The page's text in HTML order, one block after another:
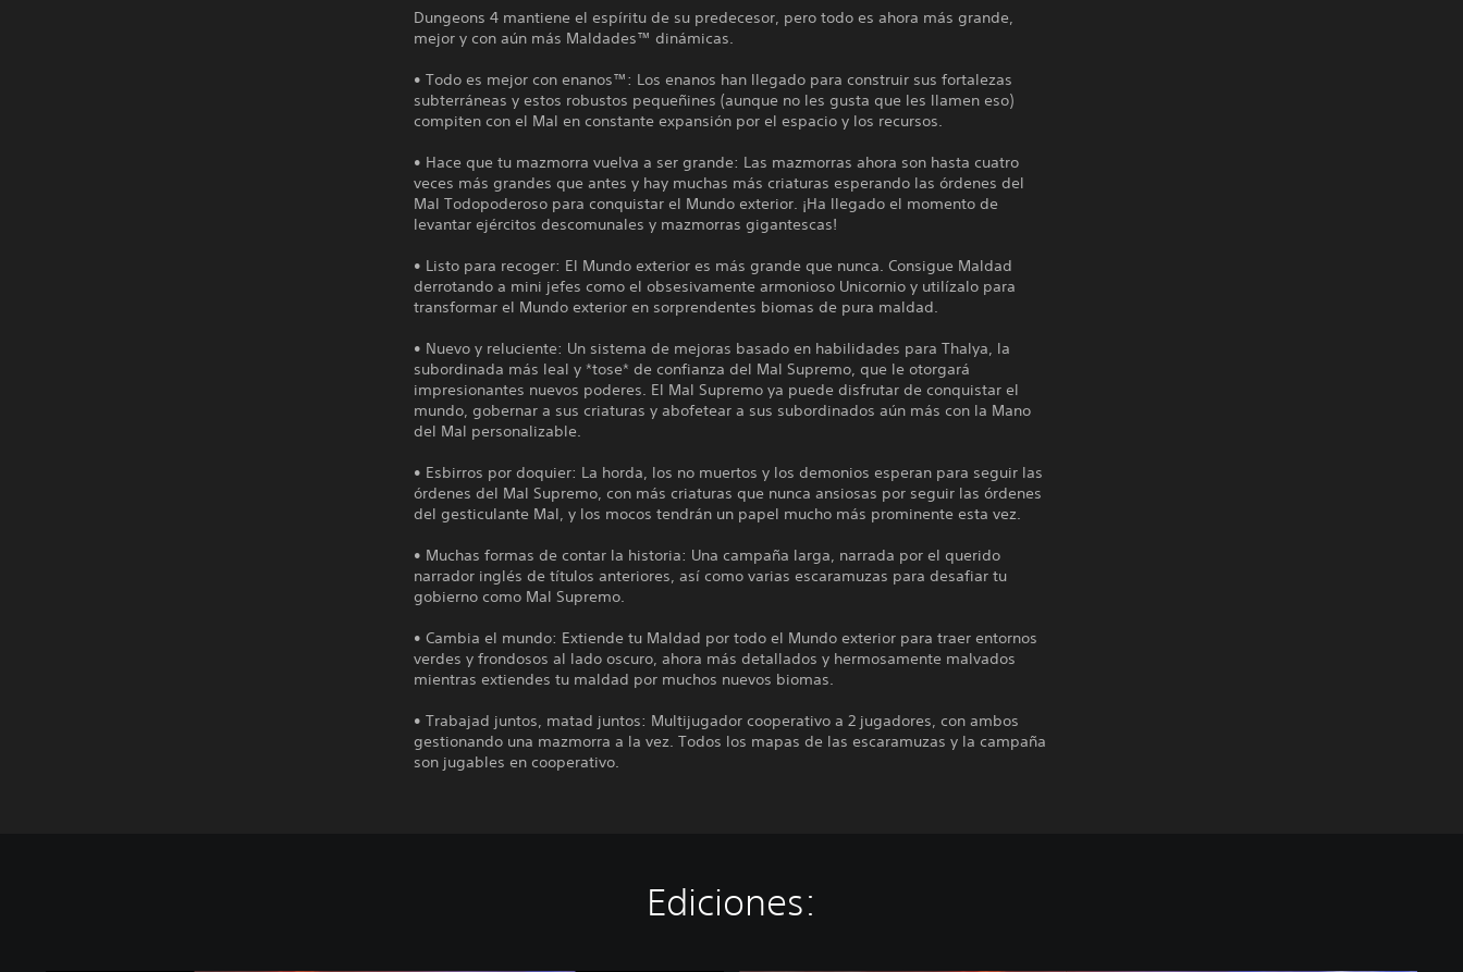
Dungeons 4 mantiene el espíritu de su predecesor, pero todo es ahora más grande,
mejor y con aún más Maldades™ dinámicas.
• Todo es mejor con enanos™: Los enanos han llegado para construir sus fortalezas
subterráneas y estos robustos pequeñines (aunque no les gusta que les llamen eso)
compiten con el Mal en constante expansión por el espacio y los recursos.
• Hace que tu mazmorra vuelva a ser grande: Las mazmorras ahora son hasta cuatro
veces más grandes que antes y hay muchas más criaturas esperando las órdenes del
Mal Todopoderoso para conquistar el Mundo exterior. ¡Ha llegado el momento de
levantar ejércitos descomunales y mazmorras gigantescas!
• Listo para recoger: El Mundo exterior es más grande que nunca. Consigue Maldad
derrotando a mini jefes como el obsesivamente armonioso Unicornio y utilízalo para
transformar el Mundo exterior en sorprendentes biomas de pura maldad.
• Nuevo y reluciente: Un sistema de mejoras basado en habilidades para Thalya, la
subordinada más leal y *tose* de confianza del Mal Supremo, que le otorgará
impresionantes nuevos poderes. El Mal Supremo ya puede disfrutar de conquistar el
mundo, gobernar a sus criaturas y abofetear a sus subordinados aún más con la Mano
del Mal personalizable.
• Esbirros por doquier: La horda, los no muertos y los demonios esperan para seguir las
órdenes del Mal Supremo, con más criaturas que nunca ansiosas por seguir las órdenes
del gesticulante Mal, y los mocos tendrán un papel mucho más prominente esta vez.
• Muchas formas de contar la historia: Una campaña larga, narrada por el querido
narrador inglés de títulos anteriores, así como varias escaramuzas para desafiar tu
gobierno como Mal Supremo.
• Cambia el mundo: Extiende tu Maldad por todo el Mundo exterior para traer entornos
verdes y frondosos al lado oscuro, ahora más detallados y hermosamente malvados
mientras extiendes tu maldad por muchos nuevos biomas.
• Trabajad juntos, matad juntos: Multijugador cooperativo a 2 jugadores, con ambos
gestionando una mazmorra a la vez. Todos los mapas de las escaramuzas y la campaña
son jugables en cooperativo.
Ediciones: